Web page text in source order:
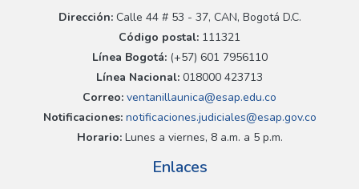
Dirección:Calle 44 # 53 - 37, CAN, Bogotá D.C.
Código postal: 111321
Línea Bogotá:(+57) 601 7956110
Línea Nacional: 018000 423713
Correo: ventanillaunica@esap.edu.co
Notificaciones:notificaciones.judiciales@esap.gov.co
Horario:Lunes a viernes, 8 a.m. a 5 p.m.
Enlaces